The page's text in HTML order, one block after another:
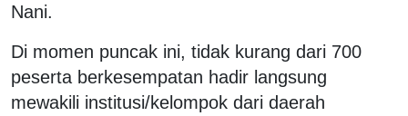
Nani.
Di momen puncak ini, tidak kurang dari 700
peserta berkesempatan hadir langsung
mewakili institusi/kelompok dari daerah